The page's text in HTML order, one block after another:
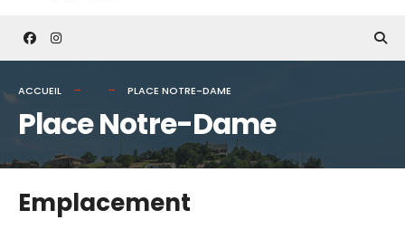
ACCUEIL PLACE NOTRE-DAME
Place Notre-Dame
Emplacement